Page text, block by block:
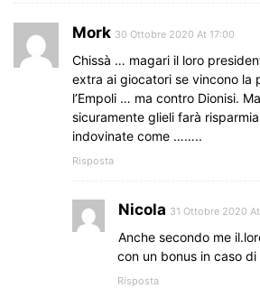
Mork 30 Ottobre 2020 At 17:00
Chissà … magari il loro
extra ai giocatori se vincono la
l’Empoli … ma contro Dionisi.
sicuramente glieli farà
indovinate come ……..
Risposta
Nicola 31 Ottobre 2020
Anche secondo me
con un bonus in caso
Risposta